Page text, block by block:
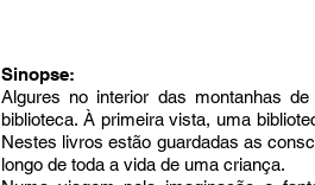
Sinopse:
Algures no interior das montanhas
biblioteca. À primeira vista, uma
Nestes livros estão guardadas as
longo de toda a vida de uma criança.